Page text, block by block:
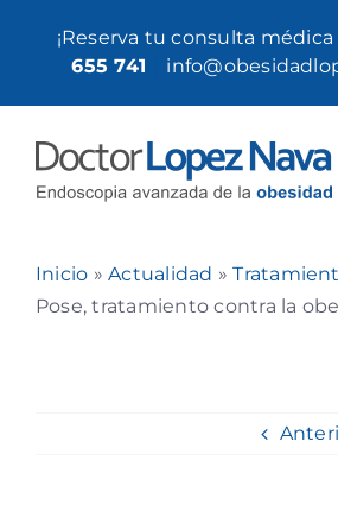
contenido
¡Reserva tu consulta
655 741
Inicio »Actualidad »
Pose, tratamiento contra la